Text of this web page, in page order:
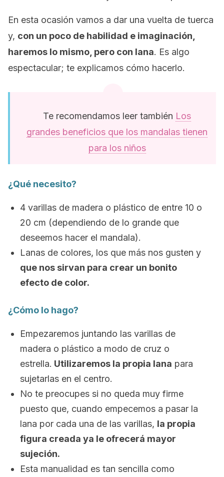
En esta ocasión vamos a dar una vuelta de tuerca
y, con un poco de habilidad e imaginación,
haremos lo mismo, pero con lana. Es algo
espectacular; te explicamos cómo hacerlo.
Te recomendamos leer también Los
grandes beneficios que los mandalas tienen
para los niños
¿Qué necesito?
4 varillas de madera o plástico de entre 10 o
20 cm (dependiendo de lo grande que
deseemos hacer el mandala).
Lanas de colores, los que más nos gusten y
que nos sirvan para crear un bonito
efecto de color.
¿Cómo lo hago?
Empezaremos juntando las varillas de
madera o plástico a modo de cruz o
estrella. Utilizaremos la propia lana para
sujetarlas en el centro.
No te preocupes si no queda muy firme
puesto que, cuando empecemos a pasar la
lana por cada una de las varillas, la propia
figura creada ya le ofrecerá mayor
sujeción.
Esta manualidad es tan sencilla como